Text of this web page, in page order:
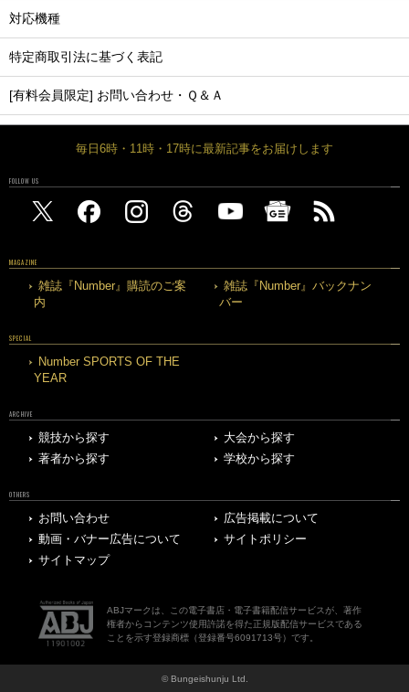
対応機種
特定商取引法に基づく表記
[有料会員限定] お問い合わせ・Ｑ＆Ａ
毎日6時・11時・17時に最新記事をお届けします
FOLLOW US
MAGAZINE
雑誌『Number』購読のご案
内
雑誌『Number』バックナン
バー
SPECIAL
Number SPORTS OF THE
YEAR
ARCHIVE
競技から探す
大会から探す
著者から探す
学校から探す
OTHERS
お問い合わせ
広告掲載について
動画・バナー広告について
サイトポリシー
サイトマップ
ABJマークは、この電子書店・電子書籍配信サービスが、著作
権者からコンテンツ使用許諾を得た正規版配信サービスである
ことを示す登録商標（登録番号6091713号）です。
© Bungeishunju Ltd.